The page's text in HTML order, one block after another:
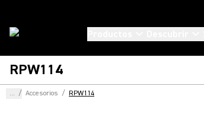
RPW114
... / Accesorios / RPW114